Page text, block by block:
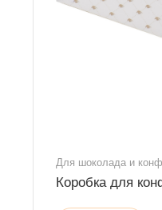
Для шоколада и
Коробка для